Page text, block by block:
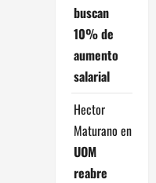
buscan
10% de
aumento
salarial
Hector
Maturano en
UOM
reabre